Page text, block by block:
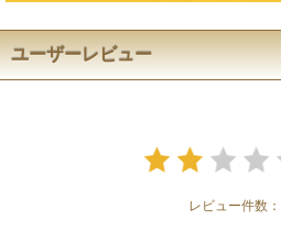
ユーザーレビュー
レビュー件数：